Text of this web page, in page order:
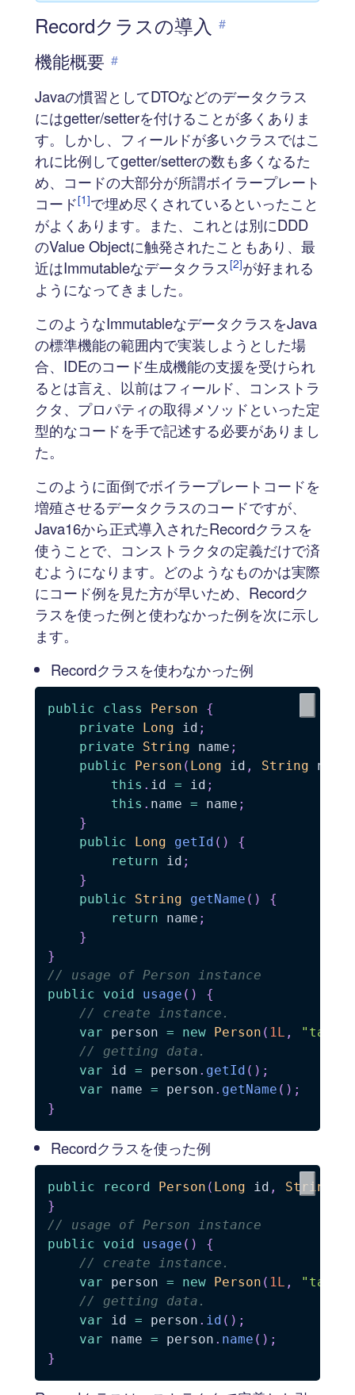
Recordクラスの導入 #
機能概要 #
Javaの慣習としてDTOなどのデータクラス
にはgetter/setterを付けることが多くありま
す。しかし、フィールドが多いクラスではこ
れに比例してgetter/setterの数も多くなるた
め、コードの大部分が所謂ボイラープレート
コード[1]で埋め尽くされているといったこと
がよくあります。また、これとは別にDDD
のValue Objectに触発されたこともあり、最
近はImmutableなデータクラス[2]が好まれる
ようになってきました。
このようなImmutableなデータクラスをJava
の標準機能の範囲内で実装しようとした場
合、IDEのコード生成機能の支援を受けられ
るとは言え、以前はフィールド、コンストラ
クタ、プロパティの取得メソッドといった定
型的なコードを手で記述する必要がありまし
た。
このように面倒でボイラープレートコードを
増殖させるデータクラスのコードですが、
Java16から正式導入されたRecordクラスを
使うことで、コンストラクタの定義だけで済
むようになります。どのようなものかは実際
にコード例を見た方が早いため、Recordク
ラスを使った例と使わなかった例を次に示し
ます。
Recordクラスを使わなかった例
public class Person
{
private
Long id ;
private
String name ;
public
Person ( Long id , String name
this . id = id ;
this . name = name ;
}
public
Long getId ( )
{
return id ;
}
public
String getName ( )
{
return name ;
}
}
// usage of Person instance
public
void usage ( )
{
// create instance.
var person = new Person ( 1L , "taro"
// getting data.
var id = person . getId ( ) ;
var name = person . getName ( ) ;
}
Recordクラスを使った例
public record Person ( Long id , String
}
// usage of Person instance
public
void usage ( )
{
// create instance.
var person = new Person ( 1L , "taro"
// getting data.
var id = person . id ( ) ;
var name = person . name ( ) ;
}